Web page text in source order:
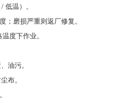
/ 低温）。
；磨损严重则返厂修复。
温度下作业。
油污。
布。